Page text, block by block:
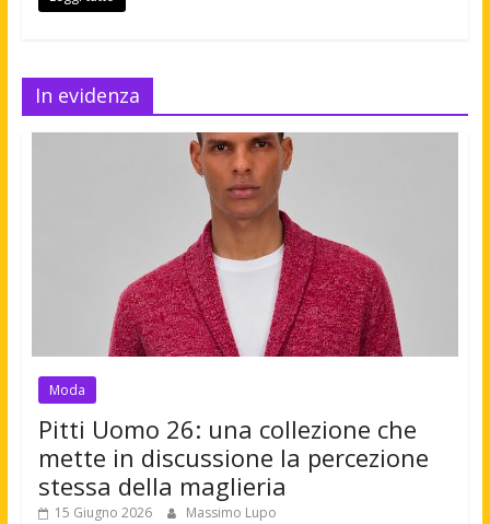
In evidenza
Moda
Pitti Uomo 26: una collezione che
mette in discussione la percezione
stessa della maglieria
15 Giugno 2026 Massimo Lupo